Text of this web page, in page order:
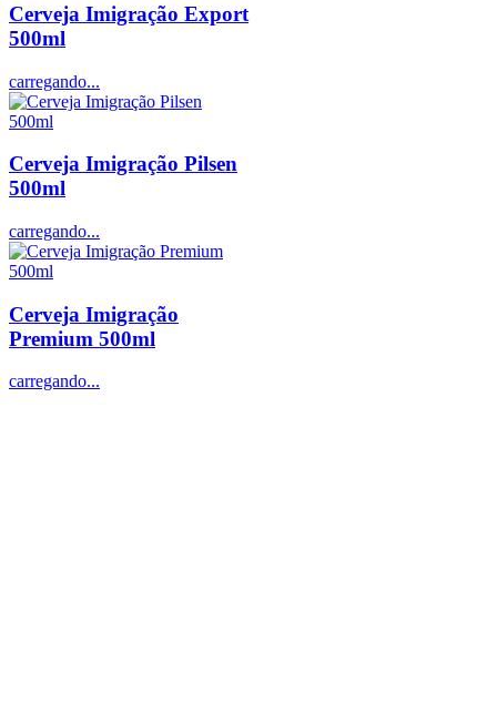
Cerveja Imigração Export
500ml
carregando...
Cerveja Imigração Pilsen
500ml
carregando...
Cerveja Imigração
Premium 500ml
carregando...